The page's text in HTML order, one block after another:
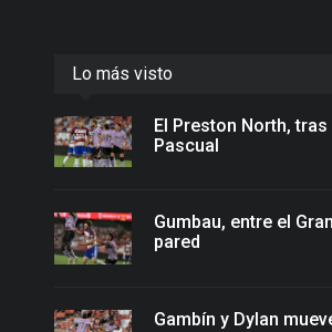
Lo más visto
El Preston North,
Pascual
Gumbau, entre el
pared
Gambín y Dylan